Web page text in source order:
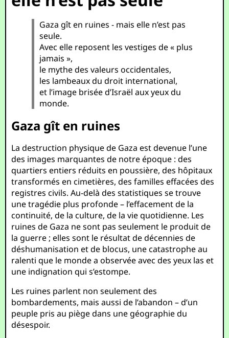
Gaza gît en ruines - mais elle n’est pas
seule.
Avec elle reposent les vestiges de « plus
jamais »,
le mythe des valeurs occidentales,
les lambeaux du droit international,
et l’image brisée d’Israël aux yeux du
monde.
Gaza gît en ruines
La destruction physique de Gaza est devenue l’une
des images marquantes de notre époque : des
quartiers entiers réduits en poussière, des hôpitaux
transformés en cimetières, des familles effacées des
registres civils. Au-delà des statistiques se trouve
une tragédie plus profonde – l’effacement de la
continuité, de la culture, de la vie quotidienne. Les
ruines de Gaza ne sont pas seulement le produit de
la guerre ; elles sont le résultat de décennies de
déshumanisation et de blocus, une catastrophe au
ralenti que le monde a observée avec des yeux las et
une indignation qui s’estompe.
Les ruines parlent non seulement des
bombardements, mais aussi de l’abandon – d’un
peuple pris au piège dans une géographie du
désespoir.